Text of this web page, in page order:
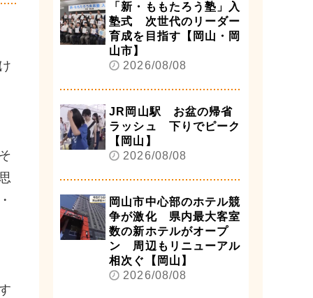
「新・ももたろう塾」入
塾式 次世代のリーダー
育成を目指す【岡山・岡
山市】
2026/08/08
JR岡山駅 お盆の帰省
ラッシュ 下りでピーク
【岡山】
2026/08/08
岡山市中心部のホテル競
争が激化 県内最大客室
数の新ホテルがオープ
ン 周辺もリニューアル
相次ぐ【岡山】
2026/08/08